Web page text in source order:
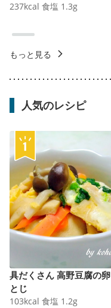
237kcal 食塩 1.3g
もっと見る
人気のレシピ
具だくさん 高野豆腐の卵
とじ
103kcal 食塩 1.2g